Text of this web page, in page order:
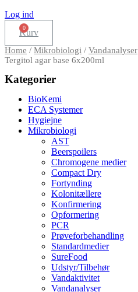
Log ind
Kurv
Home / Mikrobiologi / Vandanalyser
Tergitol agar base 6x200ml
Kategorier
BioKemi
ECA Systemer
Hygiejne
Mikrobiologi
AST
Beerspoilers
Chromogene medier
Compact Dry
Fortynding
Kolonitællere
Konfirmering
Opformering
PCR
Prøveforbehandling
Standardmedier
SureFood
Udstyr/Tilbehør
Vandaktivitet
Vandanalyser